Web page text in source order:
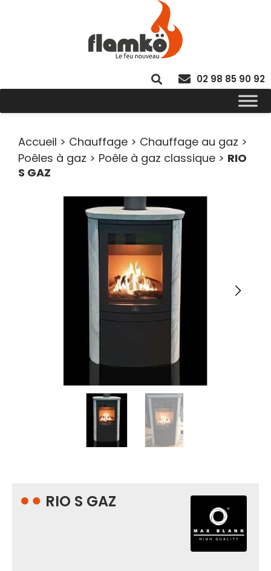
02 98 85 90 92
Accueil > Chauffage > Chauffage au gaz >
Poêles à gaz > Poêle à gaz classique > RIO
S GAZ
RIO S GAZ